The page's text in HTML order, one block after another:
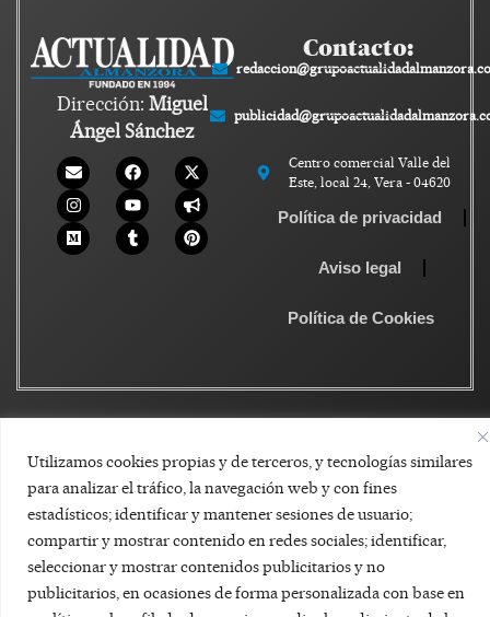
Utilizamos cookies propias y de terceros, y tecnologías similares
para analizar el tráfico, la navegación web y con fines
estadísticos; identificar y mantener sesiones de usuario;
compartir y mostrar contenido en redes sociales; identificar,
seleccionar y mostrar contenidos publicitarios y no
publicitarios, en ocasiones de forma personalizada con base en
Dirección: Miguel
Ángel Sánchez
Contacto:
Centro comercial Valle del
Este, local 24, Vera - 04620
Política de privacidad
Aviso legal
Política de Cookies